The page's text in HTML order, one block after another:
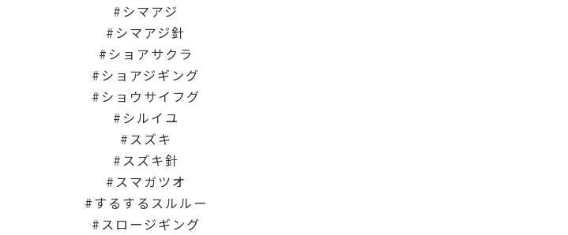
シマアジ
シマアジ針
ショアサクラ
ショアジギング
ショウサイフグ
シルイユ
スズキ
スズキ針
スマガツオ
するするスルルー
スロージギング